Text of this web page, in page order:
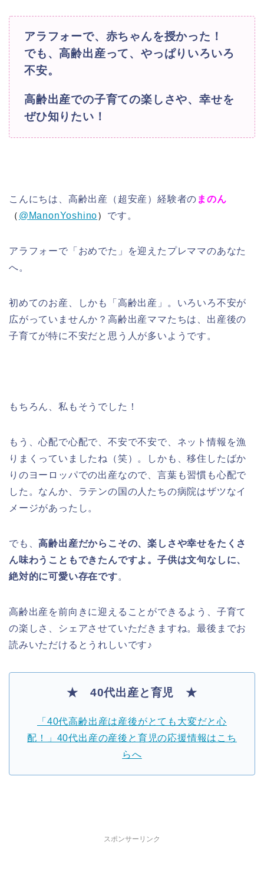
アラフォーで、赤ちゃんを授かった！
でも、高齢出産って、やっぱりいろいろ
不安。
高齢出産での子育ての楽しさや、幸せを
ぜひ知りたい！
こんにちは、高齢出産（超安産）経験者の まのん
（ @ManonYoshino） です。
アラフォーで「おめでた」を迎えたプレママのあなた
へ。
初めてのお産、しかも「高齢出産」。いろいろ不安が
広がっていませんか？高齢出産ママたちは、出産後の
子育てが特に不安だと思う人が多いようです。
もちろん、私もそうでした！
もう、心配で心配で、不安で不安で、ネット情報を漁
りまくっていましたね（笑）。しかも、移住したばか
りのヨーロッパでの出産なので、言葉も習慣も心配で
した。なんか、ラテンの国の人たちの病院はザツなイ
メージがあったし。
でも、高齢出産だからこその、楽しさや幸せをたくさ
ん味わうこともできたんですよ。子供は文句なしに、
絶対的に可愛い存在です。
高齢出産を前向きに迎えることができるよう、子育て
の楽しさ、シェアさせていただきますね。最後までお
読みいただけるとうれしいです♪
★ 40代出産と育児 ★
「40代高齢出産は産後がとても大変だと心
配！」40代出産の産後と育児の応援情報はこち
らへ
スポンサーリンク